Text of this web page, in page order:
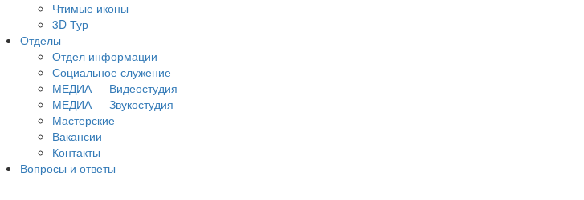
Чтимые иконы
3D Тур
Отделы
Отдел информации
Социальное служение
МЕДИА — Видеостудия
МЕДИА — Звукостудия
Мастерские
Вакансии
Контакты
Вопросы и ответы